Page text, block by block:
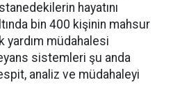
hayatını
bin 400 kişinin mahsur
yardım müdahalesi
sistemleri şu anda
analiz ve müdahaleyi